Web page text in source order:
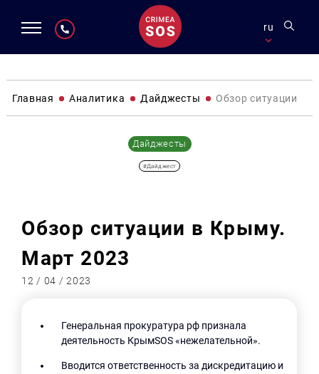
ru
Главная Аналитика Дайджесты Обзор ситуации в
Дайджесты
#Дайджест
Обзор ситуации в Крыму.
Март 2023
12 / 04 / 2023
Генеральная прокуратура рф признала
деятельность КрымSOS «нежелательной».
Вводится ответственность за дискредитацию и